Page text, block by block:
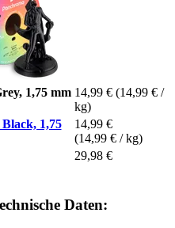
1,75 mm 14,99 € (14,99 € /
kg)
1,75
14,99 €
(14,99 € / kg)
29,98 €
Daten: